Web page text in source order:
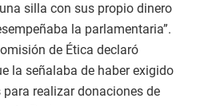
silla con sus propio dinero
la parlamentaria”.
de Ética declaró
la señalaba de haber exigido
realizar donaciones de